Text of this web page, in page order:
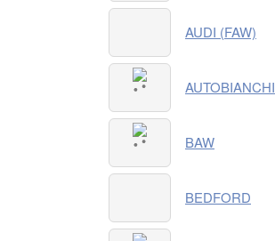
AUDI (FAW)
AUTOBIANCHI
BAW
BEDFORD